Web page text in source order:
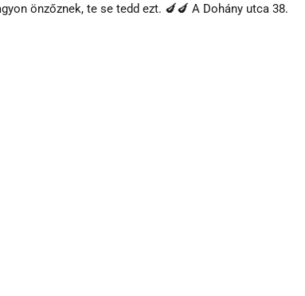
önzőznek, te se tedd ezt. 🍆🍆 A Dohány utca 38.